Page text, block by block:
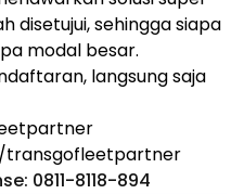
disetujui, sehingga siapa
modal besar.
langsung saja
0811-8118-894